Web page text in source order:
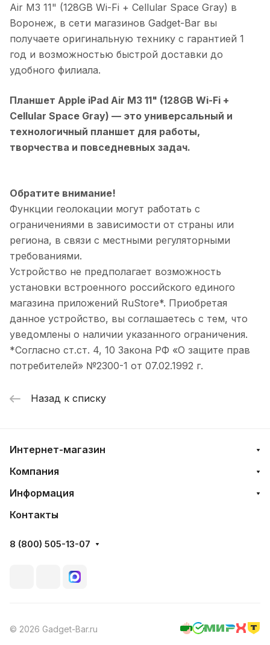
Air M3 11" (128GB Wi-Fi + Cellular Space Gray) в
Воронеж, в сети магазинов Gadget-Bar вы
получаете оригинальную технику с гарантией 1
год и возможностью быстрой доставки до
удобного филиала.
Планшет Apple iPad Air M3 11" (128GB Wi-Fi +
Cellular Space Gray) — это универсальный и
технологичный планшет для работы,
творчества и повседневных задач.
Обратите внимание!
Функции геолокации могут работать с
ограничениями в зависимости от страны или
региона, в связи с местными регуляторными
требованиями.
Устройство не предполагает возможность
установки встроенного российского единого
магазина приложений RuStore*. Приобретая
данное устройство, вы соглашаетесь с тем, что
уведомлены о наличии указанного ограничения.
*Согласно ст.ст. 4, 10 Закона РФ «О защите прав
потребителей» №2300-1 от 07.02.1992 г.
Назад к списку
Интернет-магазин
Компания
Информация
Контакты
8 (800) 505-13-07
© 2026 Gadget-Bar.ru